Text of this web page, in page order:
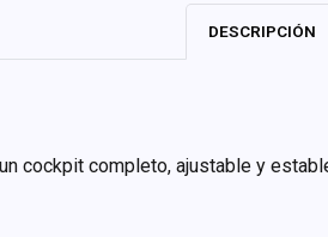
DESCRIPCIÓN
cockpit completo, ajustable y